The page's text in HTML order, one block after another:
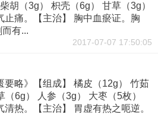
胡（3g） 枳壳（6g） 甘草（3g）
止痛。【主治】 胸中血瘀证。胸
有...
2017-07-07 17:50:05
要略》【组成】 橘皮（12g） 竹茹
（6g） 人参（3g） 大枣（5枚）
清热。【主治】 胃虚有热之呃逆。